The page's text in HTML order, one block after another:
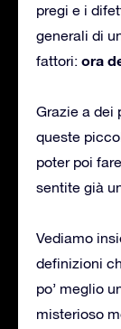
pregi e i
generali di
fattori: ora
Grazie a dei
queste
poter poi
sentite già
Vediamo
definizioni
po’ meglio
misterioso